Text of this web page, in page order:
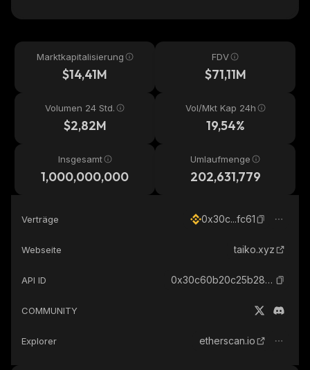
Marktkapitalisierung
$14,41M
FDV
$71,11M
Volumen 24 Std.
$2,82M
Vol/Mkt Kap 24h
19,54%
Insgesamt
1,000,000,000
Umlaufmenge
202,631,779
Verträge 0x30c...fc61
Webseite taiko.xyz
API ID 0x30c60b20c25b2810ca524810467a0c342294fc61_binance_smart
COMMUNITY
Explorer etherscan.io